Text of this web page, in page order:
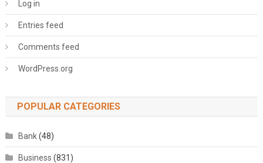
Log in
Entries feed
Comments feed
WordPress.org
POPULAR CATEGORIES
Bank(48)
Business (831)